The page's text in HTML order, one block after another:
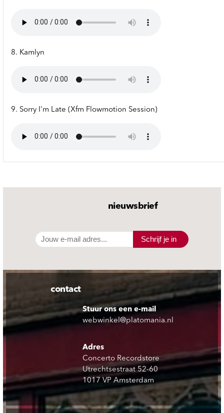
8. Kamlyn
9. Sorry I'm Late (Xfm Flowmotion Session)
nieuwsbrief
Schrijf je in
contact
Stuur ons een e-mail
webwinkel@platomania.nl
Adres
Concerto Recordstore
Utrechtsestraat 52-60
1017 VP Amsterdam